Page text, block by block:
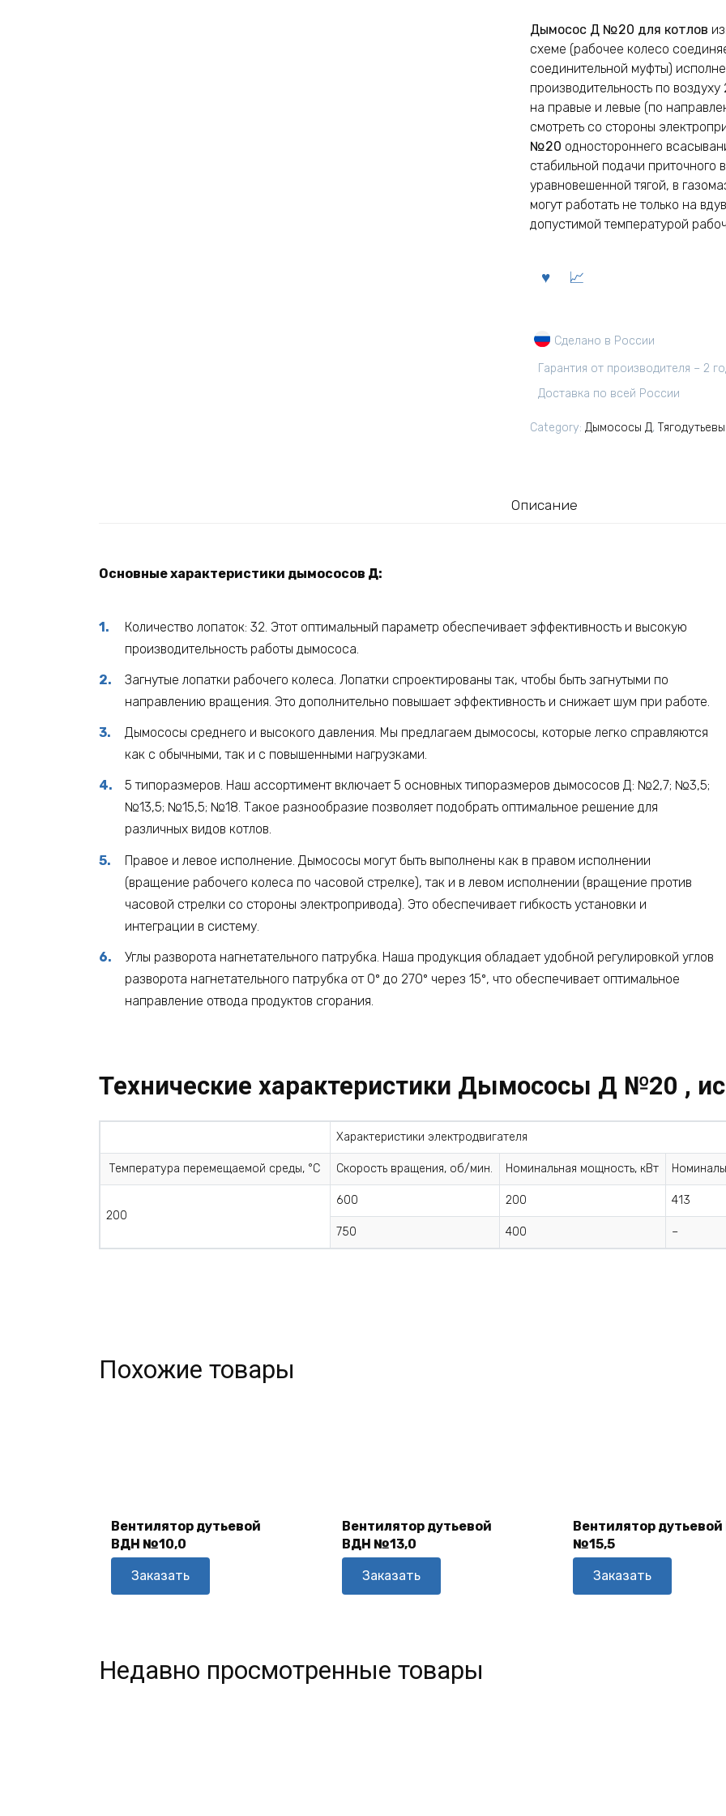
Дымосос Д №20 для котлов
схеме (рабочее колесо
соединительной муфты)
производительность по
на правые и левые (по
смотреть со стороны
№20 одностороннего
стабильной подачи приточного
уравновешенной тягой, в
могут работать не только на
допустимой температурой
Сделано в России
Гарантия от производителя – 2
Доставка по всей России
Category: Дымососы Д,
Описание
Основные характеристики дымососов Д:
Количество лопаток: 32. Этот оптимальный параметр обеспечивает эффективность и высокую
производительность работы дымососа.
Загнутые лопатки рабочего колеса. Лопатки спроектированы так, чтобы быть загнутыми по
направлению вращения. Это дополнительно повышает эффективность и снижает шум при работе.
Дымососы среднего и высокого давления. Мы предлагаем дымососы, которые легко справляются
как с обычными, так и с повышенными нагрузками.
5 типоразмеров. Наш ассортимент включает 5 основных типоразмеров дымососов Д: №2,7; №3,5;
№13,5; №15,5; №18. Такое разнообразие позволяет подобрать оптимальное решение для
различных видов котлов.
Правое и левое исполнение. Дымососы могут быть выполнены как в правом исполнении
(вращение рабочего колеса по часовой стрелке), так и в левом исполнении (вращение против
часовой стрелки со стороны электропривода). Это обеспечивает гибкость установки и
интеграции в систему.
Углы разворота нагнетательного патрубка. Наша продукция обладает удобной регулировкой углов
разворота нагнетательного патрубка от 0º до 270º через 15º, что обеспечивает оптимальное
направление отвода продуктов сгорания.
Технические характеристики Дымососы Д №20 ,
Характеристики электродвигателя
Температура перемещаемой среды, °С Скорость вращения, об/мин. Номинальная мощность, кВт
200
600 200 413
750 400 –
Похожие товары
Корзину
Вентилятор дутьевой
ВДН №10,0
Заказать
Корзину
Вентилятор дутьевой
ВДН №13,0
Заказать
Корзину
Вентилятор
№15,5
Заказать
Недавно просмотренные товары